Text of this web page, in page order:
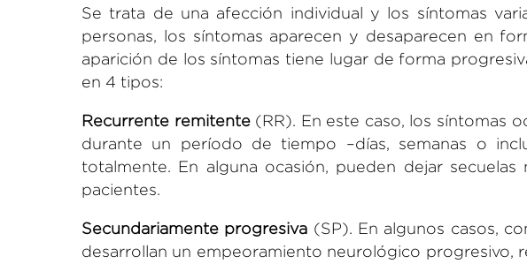
Se trata de una afección individual y los síntomas
personas, los síntomas aparecen y desaparecen en
aparición de los síntomas tiene lugar de forma
en 4 tipos:
Recurrente remitente(RR). En este caso, los síntomas
durante un período de tiempo –días, semanas o
totalmente. En alguna ocasión, pueden dejar
pacientes.
Secundariamente progresiva (SP). En algunos casos,
desarrollan un empeoramiento neurológico progresivo,